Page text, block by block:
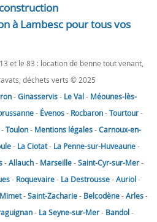
à Lambesc pour tous vos
et le 83 : location de benne tout venant,
déchets verts © 2025
-Ginasservis- Le Val- Méounes-lès-
- Évenos- Rocbaron-Tourtour-
-Toulon- Mentions légales-Carnoux-en-
- La Ciotat- La Penne-sur-Huveaune-
-Allauch- Marseille-Saint-Cyr-sur-Mer-
- Roquevaire- La Destrousse-Auriol-
Mimet-Saint-Zacharie- Belcodène-Arles-
- La Seyne-sur-Mer- Bandol-